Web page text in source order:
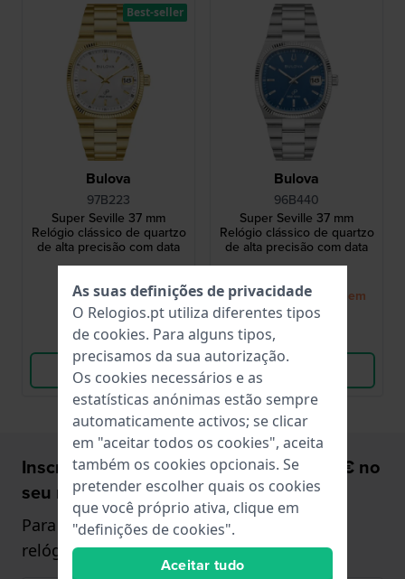
Bulova
97B223
Super Seville 37 mm
Relógio clássico de quartzo
de alta precisão com data
529,00 €
● Em stock
Comparar
Ver produto
Best-seller
Bulova
96B440
Super Seville 37 mm
Relógio clássico de quartzo
de alta precisão com data
499,00 €
● De volta ao stock em
breve
Ver produto
Inscreva-se e receba um desconto de 5€ no
seu relógio!
Para compras a partir de €75,- (apenas em
relógios)
As suas definições de privacidade
O Relogios.pt utiliza diferentes tipos
de cookies. Para alguns tipos,
precisamos da sua autorização.
Os cookies necessários e as
estatísticas anónimas estão sempre
automaticamente activos; se clicar
em "aceitar todos os cookies", aceita
também os cookies opcionais. Se
pretender escolher quais os cookies
que você próprio ativa, clique em
"definições de cookies".
Aceitar tudo